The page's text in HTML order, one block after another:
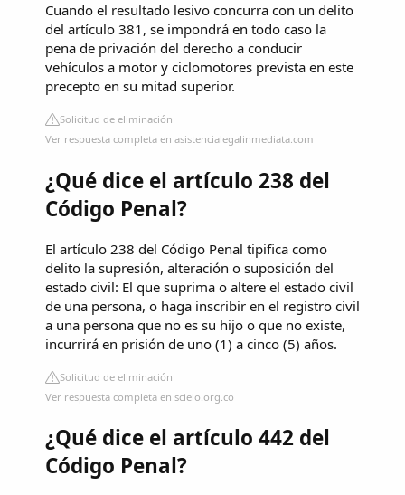
Cuando el resultado lesivo concurra con un delito
del artículo 381, se impondrá en todo caso la
pena de privación del derecho a conducir
vehículos a motor y ciclomotores prevista en este
precepto en su mitad superior.
Solicitud de eliminación
Ver respuesta completa en asistencialegalinmediata.com
¿Qué dice el artículo 238 del
Código Penal?
El artículo 238 del Código Penal tipifica como
delito la supresión, alteración o suposición del
estado civil: El que suprima o altere el estado civil
de una persona, o haga inscribir en el registro civil
a una persona que no es su hijo o que no existe,
incurrirá en prisión de uno (1) a cinco (5) años.
Solicitud de eliminación
Ver respuesta completa en scielo.org.co
¿Qué dice el artículo 442 del
Código Penal?